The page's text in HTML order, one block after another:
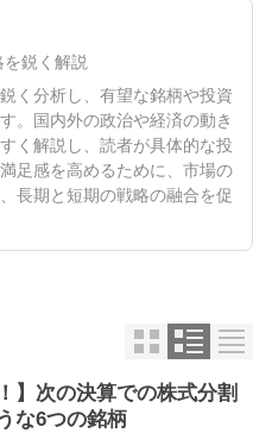
鋭く解説
く分析し、有望な銘柄や投資
。国内外の政治や経済の動き
く解説し、読者が具体的な投
足感を高めるために、市場の
長期と短期の戦略の融合を促
】次の決算での株式分割
な6つの銘柄